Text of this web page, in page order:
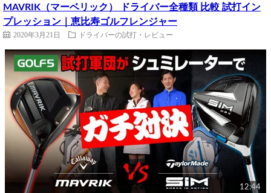
MAVRIK（マーベリック） ドライバー全種類 比較 試打イン
プレッション｜恵比寿ゴルフレンジャー
2020年3月21日 ドライバーの試打・レビュー
12:44